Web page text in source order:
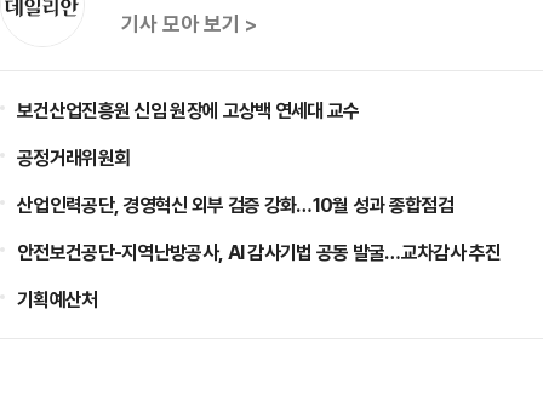
기사 모아 보기 >
보건산업진흥원 신임 원장에 고상백 연세대 교수
공정거래위원회
산업인력공단, 경영혁신 외부 검증 강화…10월 성과 종합점검
안전보건공단-지역난방공사, AI 감사기법 공동 발굴…교차감사 추진
기획예산처